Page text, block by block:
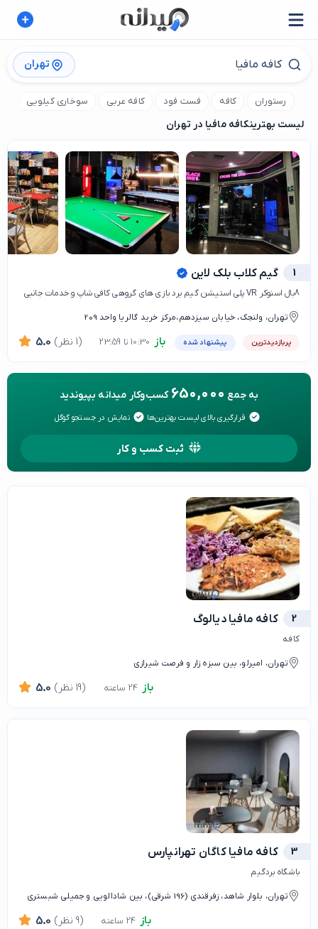
تهران
رستوران کافه فست فود کافه عربی سوخاری کیلویی
لیست بهترینکافه مافیا در تهران
1 گیم کلاب بلک لاین
8بال اسنوکر VR پلی استیشن گیم برد بازی های گروهی کافی شاپ و خدمات جانبی
تهران، ولنجک، خیابان سیزدهم،مرکز خرید گالریا واحد 209
پربازدیدترین پیشنهاد شده باز 5.0 (1 نظر)
به جمع 650,000 کسب‌وکار میدانه بپیوندید
قرارگیری بالای لیست بهترین‌ها نمایش در جستجو گوگل
ثبت کسب و کار
2 کافه مافیا دیالوگ
کافه
تهران، امیرلو، بین سبزه زار و فرصت شیرازی
باز 5.0 (19 نظر)
3 کافه مافیا کاگان تهرانپارس
باشگاه بردگیم
تهران، بلوار شاهد، زفرقندی (196 شرقی)، بین شادالویی و جمیلی شبستری
باز 5.0 (9 نظر)